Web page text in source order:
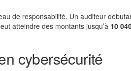
de responsabilité. Un auditeur
atteindre des montants jusqu’à 10
cybersécurité